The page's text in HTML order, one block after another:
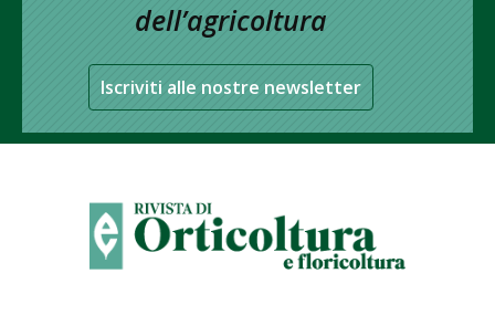
dell’agricoltura
Iscriviti alle nostre newsletter